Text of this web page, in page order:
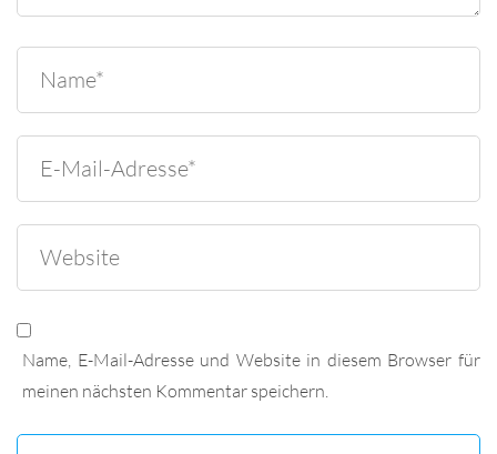
Name, E-Mail-Adresse und Website in diesem Browser für
meinen nächsten Kommentar speichern.